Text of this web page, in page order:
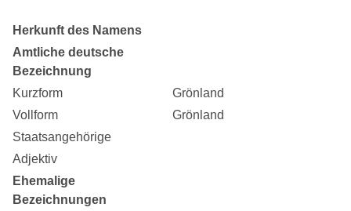
Herkunft des Namens
Amtliche deutsche
Bezeichnung
Kurzform
Grönland
Vollform
Grönland
Staatsangehörige
Adjektiv
Ehemalige
Bezeichnungen